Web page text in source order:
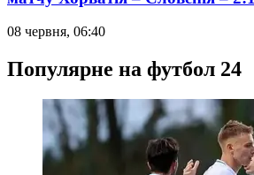
08 червня, 06:40
Популярне на футбол 24